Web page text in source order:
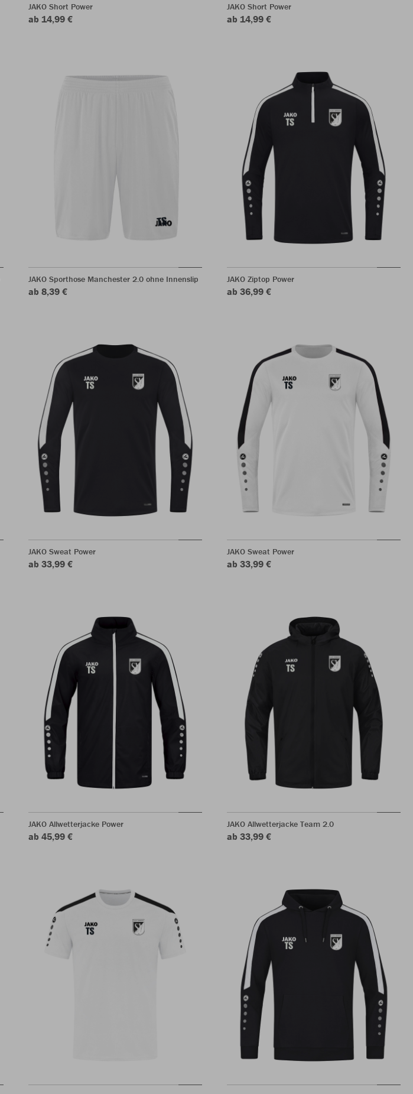
JAKO Short Power
ab 14,99 €
JAKO Short Power
ab 14,99 €
JAKO Sporthose Manchester 2.0 ohne Innenslip
ab 8,39 €
JAKO Ziptop Power
ab 36,99 €
JAKO Sweat Power
ab 33,99 €
JAKO Sweat Power
ab 33,99 €
JAKO Allwetterjacke Power
ab 45,99 €
JAKO Allwetterjacke Team 2.0
ab 33,99 €